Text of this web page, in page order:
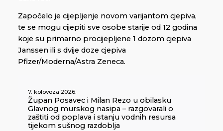
Započelo je cijepljenje novom varijantom cjepiva,
te se mogu cijepiti sve osobe starije od 12 godina
koje su primarno procijepljene 1 dozom cjepiva
Janssen ili s dvije doze cjepiva
Pfizer/Moderna/Astra Zeneca.
7. kolovoza 2026.
Župan Posavec i Milan Rezo u obilasku
Glavnog murskog nasipa – razgovarali o
zaštiti od poplava i stanju vodnih resursa
tijekom sušnog razdoblja